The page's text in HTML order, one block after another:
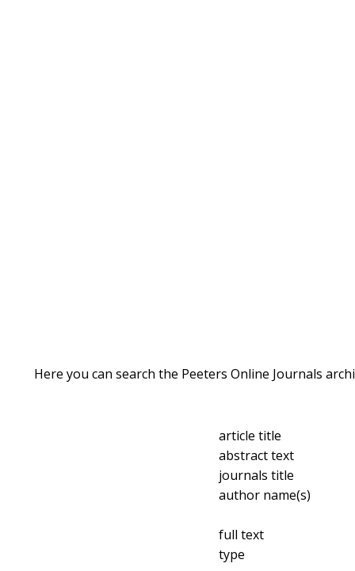
Here you can search the Peeters Online Journals
article title
abstract text
journals title
author name(s)
full text
type